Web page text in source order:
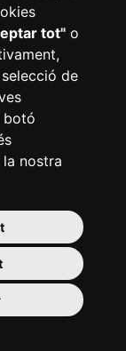
tot"o
de
botó
nostra
RGPD